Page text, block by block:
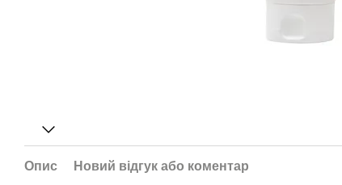
Опис Новий відгук або коментар